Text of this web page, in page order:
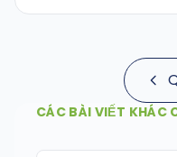
CÁC BÀI VIẾT KHÁC